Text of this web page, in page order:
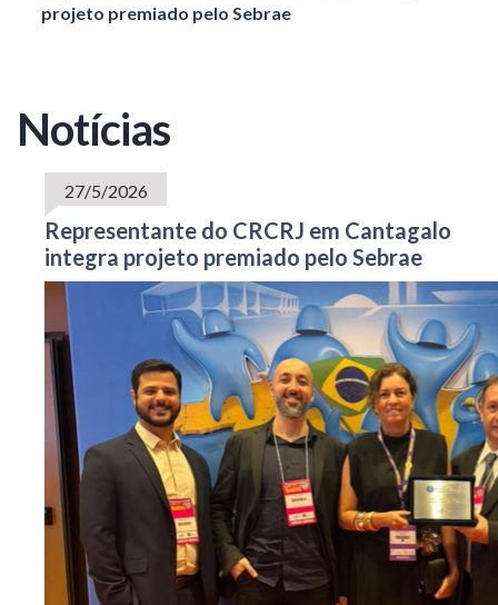
projeto premiado pelo Sebrae
Notícias
27/5/2026
Representante do CRCRJ em Cantagalo
integra projeto premiado pelo Sebrae